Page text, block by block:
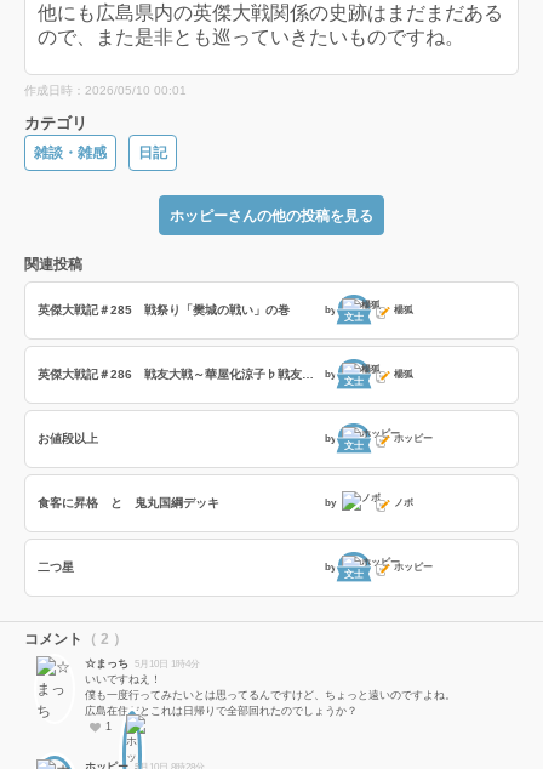
他にも広島県内の英傑大戦関係の史跡はまだまだある
ので、また是非とも巡っていきたいものですね。
作成日時：2026/05/10 00:01
カテゴリ
雑談・雑感 日記
ホッピーさんの他の投稿を見る
関連投稿
英傑大戦記＃285 戦祭り「樊城の戦い」の巻 by
文士
楊狐
by
文士
楊狐
お値段以上 by
文士
ホッピー
食客に昇格 と 鬼丸国綱デッキ by ノボ
二つ星 by
文士
ホッピー
コメント （ 2 ）
☆まっち 5月10日 1時4分
いいですねえ！
僕も一度行ってみたいとは思ってるんですけど、ちょっと遠いのですよね。
広島在住だとこれは日帰りで全部回れたのでしょうか？
1
ホッピー